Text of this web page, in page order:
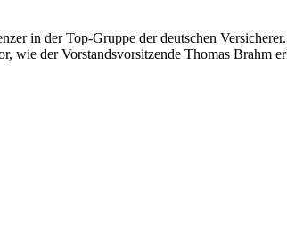
in der Top-Gruppe der deutschen
der Vorstandsvorsitzende Thomas Brahm